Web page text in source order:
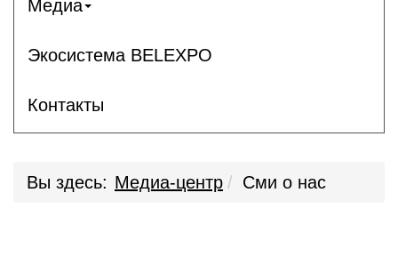
Медиа
Экосистема BELEXPO
Контакты
Вы здесь: Медиа-центр Сми о нас